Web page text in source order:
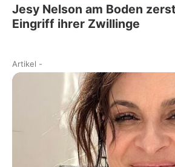
Jesy Nelson am Boden
Eingriff ihrer Zwillinge
Artikel -